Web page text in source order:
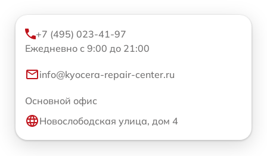
+7 (495) 023-41-97
Ежедневно с 9:00 до 21:00
info@kyocera-repair-center.ru
Основной офис
Новослободская улица, дом 4